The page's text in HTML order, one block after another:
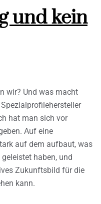
und kein
wir? Und was macht
hat man sich vor
Auf eine
auf dem aufbaut, was
haben, und
Zukunftsbild für die
kann.